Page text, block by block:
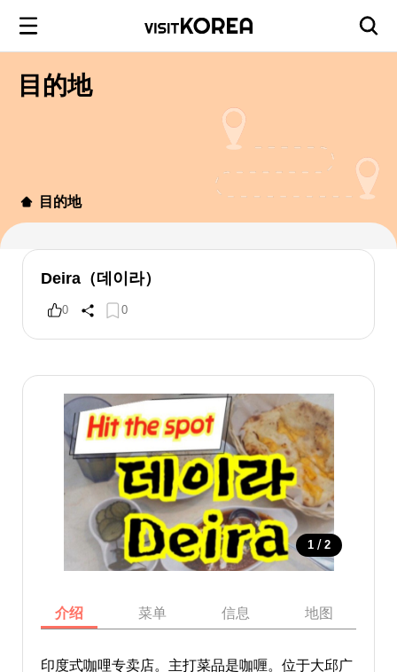
目的地
目的地
Deira（데이라）
0 0
1 / 2
介绍 菜单 信息 地图
印度式咖哩专卖店。主打菜品是咖喱。位于大邱广